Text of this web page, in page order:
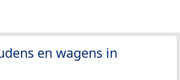
en wagens in